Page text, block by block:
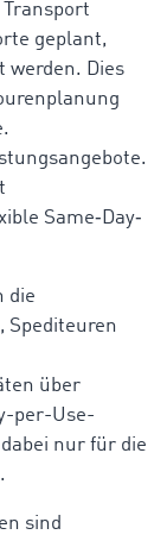
geplant,
werden. Dies
Same‑Day‑
die
Spediteuren
über
per-Use-
nur für die
sind